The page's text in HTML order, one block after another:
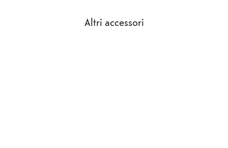
Altri accessori